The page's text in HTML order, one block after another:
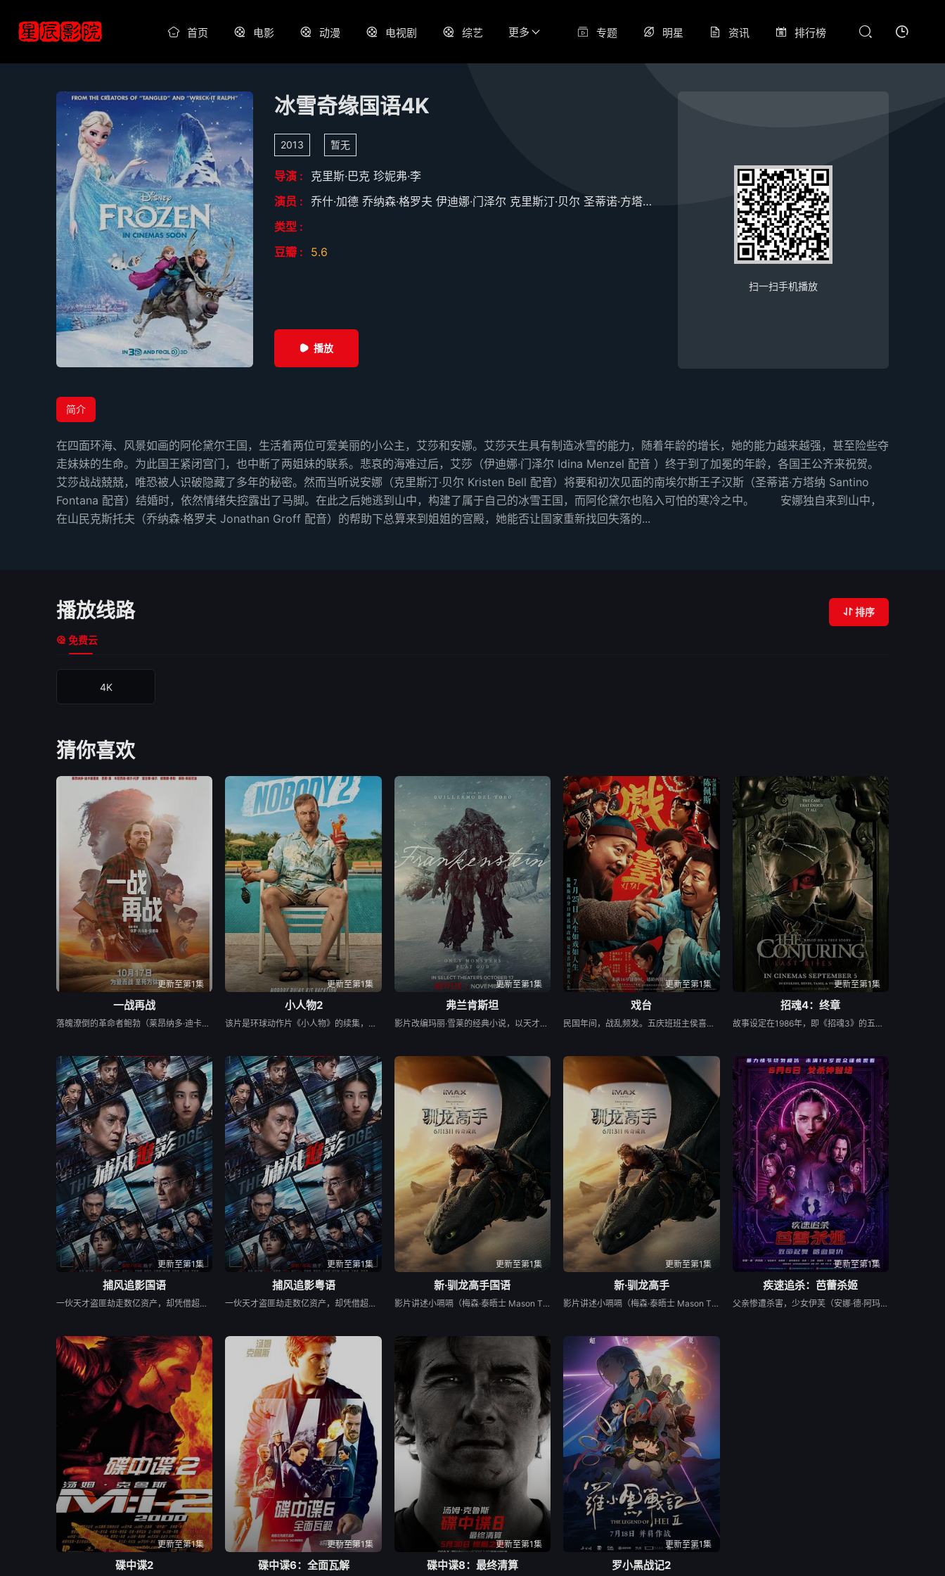
首页 电影 动漫 电视剧 综艺 更多 专题 明星 资讯 排行榜
冰雪奇缘国语4K
2013 暂无
导演 : 克里斯·巴克 珍妮弗·李
演员 : 乔什·加德 乔纳森·格罗夫 伊迪娜·门泽尔 克里斯汀·贝尔 圣蒂诺·方塔纳
类型 :
豆瓣 :
5.6
播放
扫一扫手机播放
简介
在四面环海、风景如画的阿伦黛尔王国，生活着两位可爱美丽的小公主，艾莎和安娜。艾莎天生具有制造冰雪的能力，随着年龄的增长，她的能力越来越强，甚至险些夺
走妹妹的生命。为此国王紧闭宫门，也中断了两姐妹的联系。悲哀的海难过后，艾莎（伊迪娜·门泽尔 Idina Menzel 配音 ）终于到了加冕的年龄，各国王公齐来祝贺。
艾莎战战兢兢，唯恐被人识破隐藏了多年的秘密。然而当听说安娜（克里斯汀·贝尔 Kristen Bell 配音）将要和初次见面的南埃尔斯王子汉斯（圣蒂诺·方塔纳 Santino
Fontana 配音）结婚时，依然情绪失控露出了马脚。在此之后她逃到山中，构建了属于自己的冰雪王国，而阿伦黛尔也陷入可怕的寒冷之中。 安娜独自来到山中，
在山民克斯托夫（乔纳森·格罗夫 Jonathan Groff 配音）的帮助下总算来到姐姐的宫殿，她能否让国家重新找回失落的...
播放线路 排序
免费云
4K
猜你喜欢
更新至第1集
一战再战
落魄潦倒的革命者鲍勃（莱昂纳多·迪卡普里奥 饰）终日生活在草木皆兵的偏执状态，他与世隔绝，只和坚韧自立的女儿薇拉（蔡斯·英菲尼迪 饰）相依为命。然而，当鲍勃的宿敌（西恩·潘 饰）在16年后再度现身，女儿也突然失踪，这位曾经的激进分子仓促踏上了寻女之路，父女二人不得不直面他过往行为种下的恶果……
更新至第1集
小人物2
该片是环球动作片《小人物》的续集，讲述了哈奇在与俄罗斯黑帮交手4年后，很享受这份激烈的打斗“工作”，但他与家人关系日益疏远。于是，他决定带着家人去旅游小镇度假。然而，一次与小镇恶霸的冲突后，让全家人卷入了一场纷争之中的故事。
更新至第1集
弗兰肯斯坦
影片改编玛丽·雪莱的经典小说，以天才却自负的科学家维克多·弗兰肯斯坦（奥斯卡·伊萨克 Oscar Isaac 饰）为主角，讲述他在一场骇人的实验中创造了一个生命，最终却导致他与悲惨的创造物双双走向灭亡。
更新至第1集
戏台
民国年间，战乱频发。五庆班班主侯喜亭（陈佩斯 饰）带着一众名角儿来到德祥大戏院演出，谁成想首演压轴登场的却是包子铺的伙计大嗓儿（黄渤 饰）？全场观众都在翘首以盼名角儿金啸天（尹正 饰）亮相，可刚攻城称王的洪大帅（姜武 饰）却偏偏指名让大嗓儿唱这出《霸王别姬》！眼看戏班的招牌就要砸了，前台戏迷退票砸场让戏院吴经理（杨皓宇 饰）苦不堪言，后台洪大帅持枪闹事更是让人吓破了胆！台前台后都乱了套，男旦凤小桐（余少群 饰）、教化处处长徐明礼（陈大愚 饰）、怀有异心的六姨太（徐卓儿 饰）等人也被卷入这场令人啼笑皆非的闹剧之中……台上霸王声声唱，台下荒唐众生相，既要保住戏班饭碗，又要哄好台下观众，大幕拉开之后，这场戏到底要怎么唱？ 影片改编自同名话剧。
更新至第1集
招魂4：终章
故事设定在1986年，即《招魂3》的五年后。沃伦夫妇因艾德在第三部中经历恶灵事件而突发心脏病，已正式退休，不再从事驱魔工作。他们仍会到大学巡回演讲，但连这类机会也在逐渐减少。一些事件最终还是让他们重返战场。 这次的核心案件，是沃伦夫妇生涯中最著名的一起事件之一：斯莫尔家族闹鬼案。据“新英格兰通灵研究协会”（由艾德与洛琳的现实中的女儿朱迪和女婿托尼·斯佩拉负责运营）称，1970年代，珍妮特与杰克·斯莫尔搬入宾夕法尼亚州西皮特斯顿查斯街上的一套复式住宅。随后数年，包括他们的女儿与杰克的父母在内的家人纷纷声称经历了超自然现象，从怪味、怪声到鬼魂骚扰等。
更新至第1集
捕风追影国语
一伙天才盗匪劫走数亿资产，却凭借超强反侦察能力全身而退，戏耍警方“天眼”系统。一筹莫展之际，澳门司警局请回了隐退多年的跟踪专家黄德忠（成龙 饰），他培养年轻司警何秋果（张子枫 饰）等人，重组“神秘跟踪队”，最终锁定了盗匪团的幕后狼王傅隆生（梁家辉 饰）。当警方布下天罗地网之时，盗匪团也设下局中局，斗智斗勇斗心眼，一场高端猫鼠局拉开帷幕......
更新至第1集
捕风追影粤语
一伙天才盗匪劫走数亿资产，却凭借超强反侦察能力全身而退，戏耍警方“天眼”系统。一筹莫展之际，澳门司警局请回了隐退多年的跟踪专家黄德忠（成龙 饰），他培养年轻司警何秋果（张子枫 饰）等人，重组“神秘跟踪队”，最终锁定了盗匪团的幕后狼王傅隆生（梁家辉 饰）。当警方布下天罗地网之时，盗匪团也设下局中局，斗智斗勇斗心眼，一场高端猫鼠局拉开帷幕......
更新至第1集
新·驯龙高手国语
影片讲述小嗝嗝（梅森·泰晤士 Mason Thames 饰）偶然间遭遇传说中的夜煞没牙仔，并由此与之建立深厚友谊，进而打破两大族群间的隔阂，携手寻求和平的故事。
更新至第1集
新·驯龙高手
影片讲述小嗝嗝（梅森·泰晤士 Mason Thames 饰）偶然间遭遇传说中的夜煞没牙仔，并由此与之建立深厚友谊，进而打破两大族群间的隔阂，携手寻求和平的故事。
更新至第1集
疾速追杀：芭蕾杀姬
父亲惨遭杀害，少女伊芙（安娜·德·阿玛斯 饰）被迫加入杀手组织，在这里她被培养成为一名芭蕾舞者，同时接受了长达12年的魔鬼训练成为了顶级杀手，开启了血刃仇人的杀戮之旅。她不仅要独自一人完成组织下达的死亡任务，还要暗中搜集杀父仇家的信息。随时丧命的极端危险、各方势力的联合围剿，让伊芙的复仇之路艰难无比。同时，她又被传说中的杀手约翰·威克（基努·里维斯 饰）锁定，新老杀神狭路相逢，伊芙必须在被约翰追到之前杀出血路完成复仇。危险的倒计时开始，一场致命厮杀即将拉开血色序幕……
更新至第1集
碟中谍2
更新至第1集
碟中谍6：全面瓦解
更新至第1集
碟中谍8：最终清算
更新至第1集
罗小黑战记2